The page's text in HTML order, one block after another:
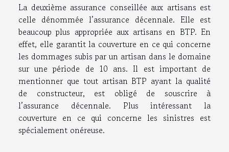
La deuxième assurance conseillée aux artisans est
celle dénommée l’assurance décennale. Elle est
beaucoup plus appropriée aux artisans en BTP. En
effet, elle garantit la couverture en ce qui concerne
les dommages subis par un artisan dans le domaine
sur une période de 10 ans. Il est important de
mentionner que tout artisan BTP ayant la qualité
de constructeur, est obligé de souscrire à
l’assurance décennale. Plus intéressant la
couverture en ce qui concerne les sinistres est
spécialement onéreuse.